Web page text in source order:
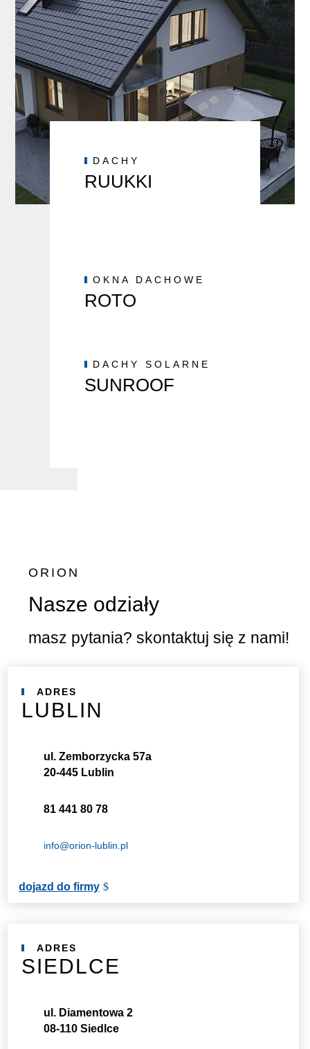
DACHY
RUUKKI
OKNA DACHOWE
ROTO
DACHY SOLARNE
SUNROOF
ORION
Nasze odziały
masz pytania? skontaktuj się z nami!
ADRES
LUBLIN
ul. Zemborzycka 57a
20-445 Lublin
81 441 80 78
info@orion-lublin.pl
dojazd do firmy
ADRES
SIEDLCE
ul. Diamentowa 2
08-110 Siedlce